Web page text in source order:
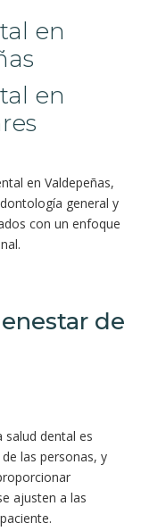
en
en
en Valdepeñas,
general y
con un enfoque
de
salud dental es
las personas, y
ajusten a las